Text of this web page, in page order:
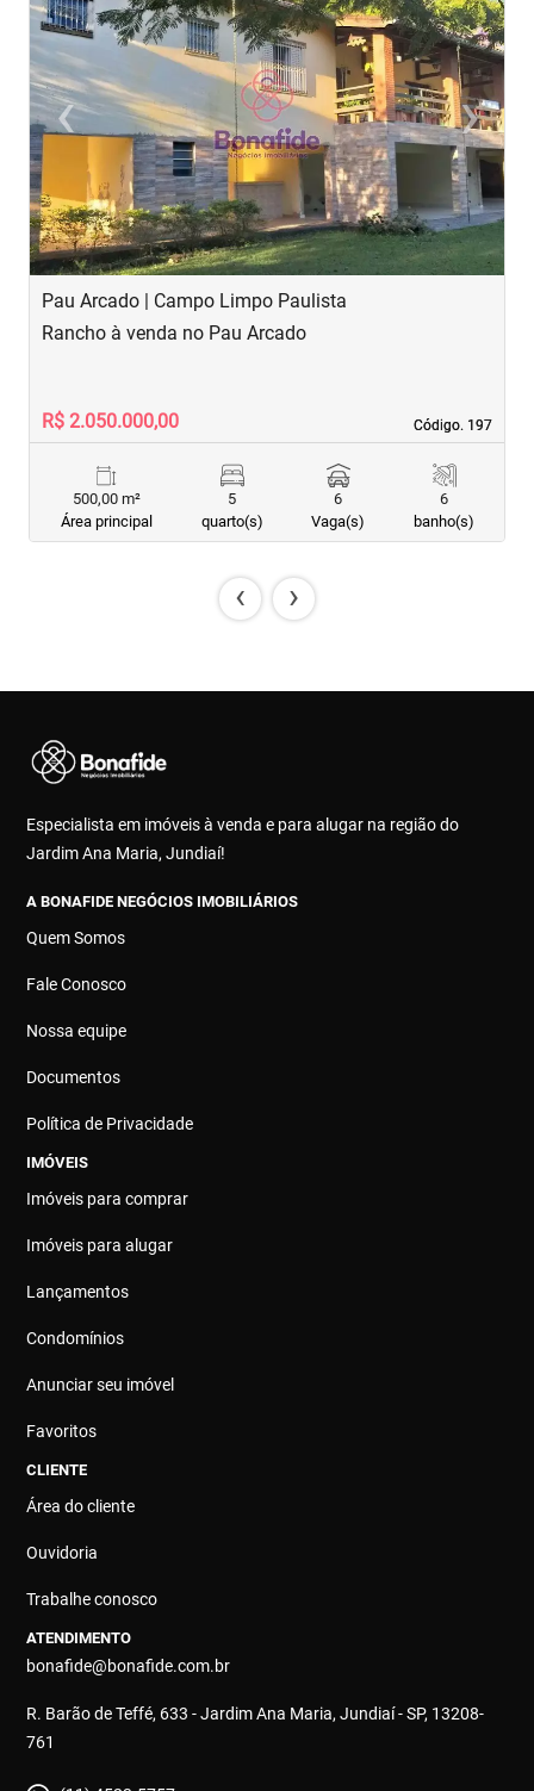
‹Previous ›Next
Pau Arcado | Campo Limpo Paulista
Código. 197
Código. 197
Rancho à venda no Pau Arcado
R$ 2.050.000,00
500,00 m²
Área principal
5
quarto(s)
6
Vaga(s)
6
banho(s)
‹ ›
Especialista em imóveis à venda e para alugar na região do
Jardim Ana Maria, Jundiaí!
A BONAFIDE NEGÓCIOS IMOBILIÁRIOS
Quem Somos
Fale Conosco
Nossa equipe
Documentos
Política de Privacidade
IMÓVEIS
Imóveis para comprar
Imóveis para alugar
Lançamentos
Condomínios
Anunciar seu imóvel
Favoritos
CLIENTE
Área do cliente
Ouvidoria
Trabalhe conosco
ATENDIMENTO
bonafide@bonafide.com.br
R. Barão de Teffé, 633 - Jardim Ana Maria, Jundiaí - SP, 13208-
761